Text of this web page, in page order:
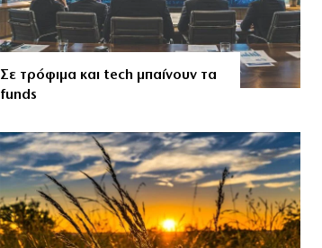
Σε τρόφιμα και tech μπαίνουν τα
funds